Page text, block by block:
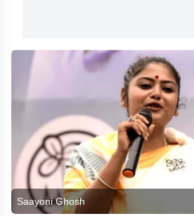
Saayoni Ghosh